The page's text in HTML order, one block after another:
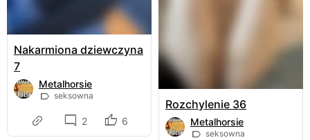
Nakarmiona dziewczyna
7
Metalhorsie
seksowna
2 6
Rozchylenie 36
Metalhorsie
seksowna